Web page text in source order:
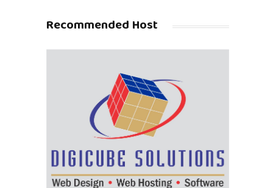
Recommended Host